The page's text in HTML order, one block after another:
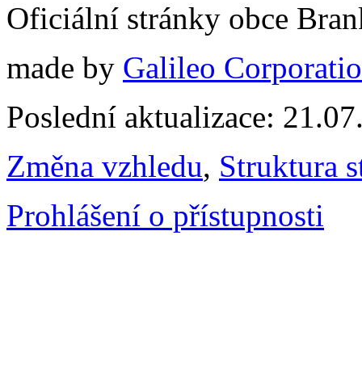
Oficiální stránky obce
made by Galileo
Poslední aktualizace:
Změna vzhledu, Struktura
Prohlášení o přístupnosti